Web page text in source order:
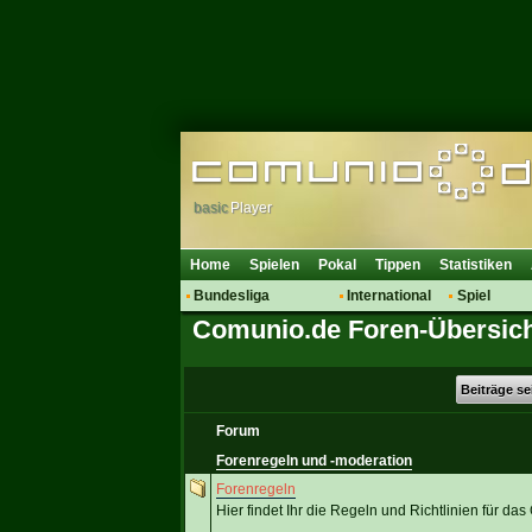
basic Player
Home Spielen Pokal Tippen Statistiken
Bundesliga
Hot News
Vereinsdiskussion
Vereinsfragen
International
Vereine
Spiel
Regeln &
Comunio.de Foren-
Beiträge
Forum
Forenregeln und -moderation
Forenregeln
Hier findet Ihr die Regeln und Richtlinien für das